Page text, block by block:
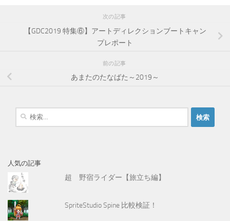
次の記事
【GDC2019 特集⑥】アートディレクションブートキャン
プレポート
前の記事
あまたのたなばた～2019～
検
人気の記事
超 野宿ライダー【旅立ち編】
SpriteStudio Spine 比較検証！